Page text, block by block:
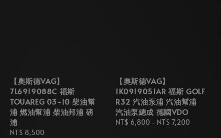
【奧斯德VAG】
7L6919088C 福斯
TOUAREG 03~10 柴油幫
浦 燃油幫浦 柴油邦浦 磅
浦
Regular
NT$ 8,500
【奧斯德VAG】
1K0919051AR 福斯 GOLF
R32 汽油泵浦 汽油幫浦
汽油泵總成 德國VDO
Regular
NT$ 6,800 - NT$ 7,200